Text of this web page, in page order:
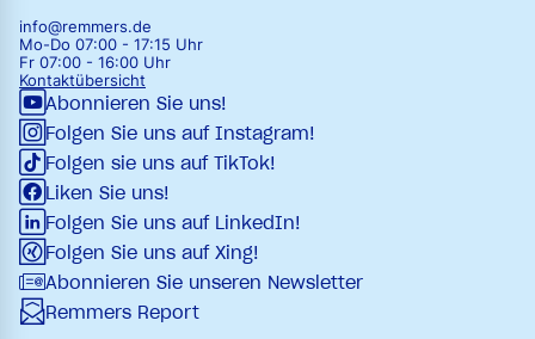
info@remmers.de
Mo-Do 07:00 - 17:15 Uhr
Fr 07:00 - 16:00 Uhr
Kontaktübersicht
Abonnieren Sie uns!
Folgen Sie uns auf Instagram!
Folgen sie uns auf TikTok!
Liken Sie uns!
Folgen Sie uns auf LinkedIn!
Folgen Sie uns auf Xing!
Abonnieren Sie unseren Newsletter
Remmers Report